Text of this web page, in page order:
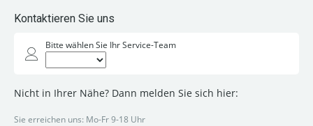
Kontaktieren Sie uns
Bitte wählen Sie Ihr Service-Team
Nicht in Ihrer Nähe? Dann melden Sie sich hier:
Sie erreichen uns: Mo-Fr 9-18 Uhr